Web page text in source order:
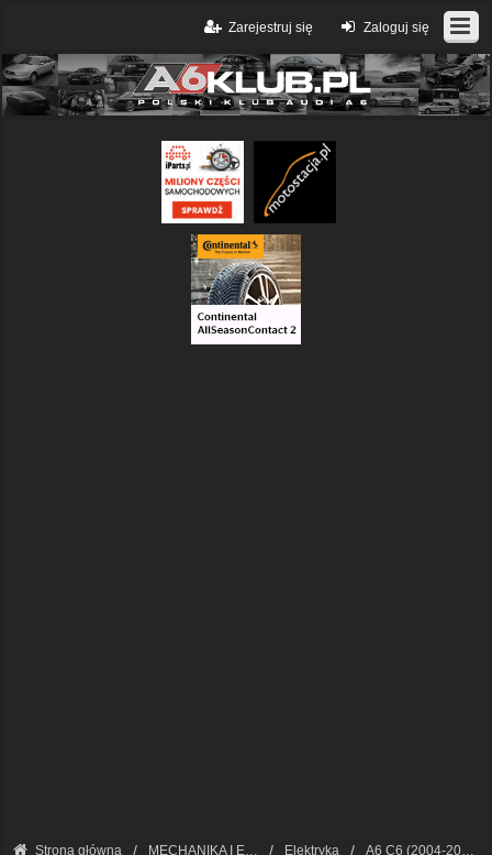
Zaloguj się
Zarejestruj się
Strona główna MECHANIKA I ELEKTRONIKA — FORUM TECHNICZNE Elektryka A6 C6 (2004-2011)